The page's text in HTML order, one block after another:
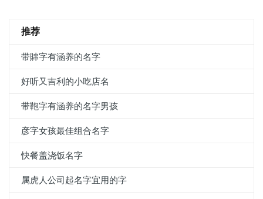
推荐
带賗字有涵养的名字
好听又吉利的小吃店名
带鞄字有涵养的名字男孩
彦字女孩最佳组合名字
快餐盖浇饭名字
属虎人公司起名字宜用的字